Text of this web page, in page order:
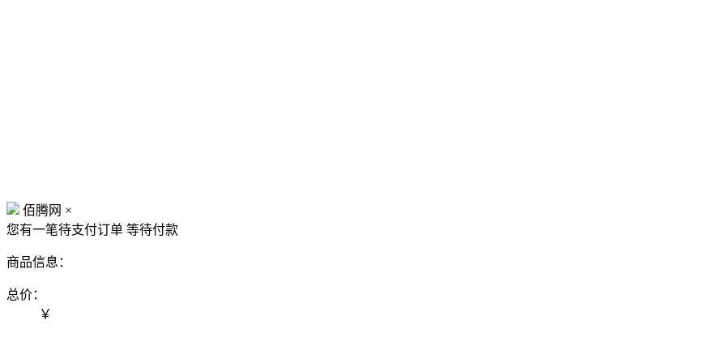
佰腾网 ×
您有一笔待支付订单 等待付款
商品信息：
总价：
￥